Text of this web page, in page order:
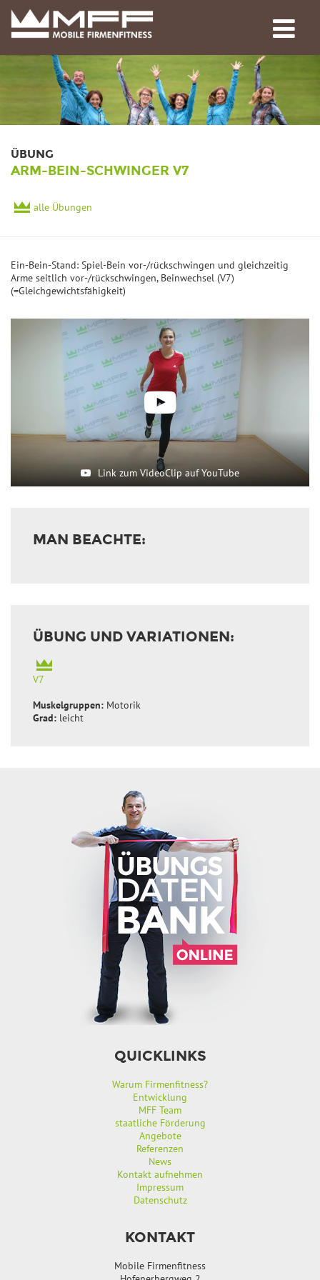
ÜBUNG
ARM-BEIN-SCHWINGER V7
alle Übungen
Ein-Bein-Stand: Spiel-Bein vor-/rückschwingen und gleichzeitig
Arme seitlich vor-/rückschwingen, Beinwechsel (V7)
(=Gleichgewichtsfähigkeit)
Link zum VideoClip auf YouTube
MAN BEACHTE:
ÜBUNG UND VARIATIONEN:
V7
Muskelgruppen: Motorik
Grad: leicht
QUICKLINKS
Warum Firmenfitness?
Entwicklung
MFF Team
staatliche Förderung
Angebote
Referenzen
News
Kontakt aufnehmen
Impressum
Datenschutz
KONTAKT
Mobile Firmenfitness